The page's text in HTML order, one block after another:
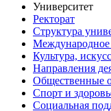
Университет
Ректорат
Структура
Международное
Культура,
Направления
Общественные
Спорт и
Социальная